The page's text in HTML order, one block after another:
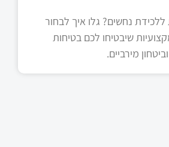
נחשים? גלו איך לבחור
שיבטיחו לכם בטיחות
וביטחון מירביים.